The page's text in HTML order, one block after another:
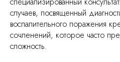
случаев, посвященный
воспалительного поражения
сочленений, которое часто
сложность.